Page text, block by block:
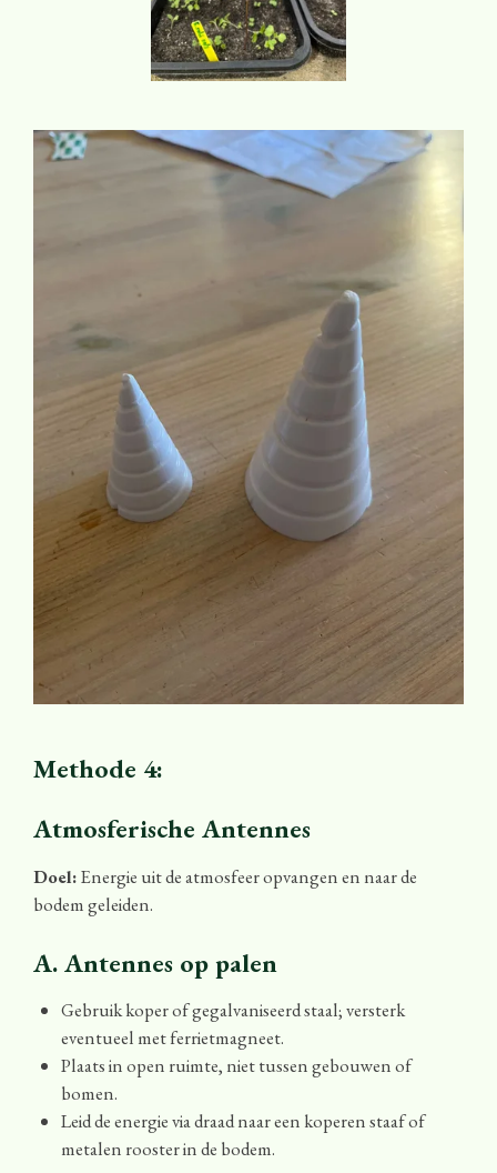
Methode 4:
Atmosferische Antennes
Doel:Energie uit de atmosfeer opvangen en naar de
bodem geleiden.
A. Antennes op palen
Gebruik koper of gegalvaniseerd staal; versterk
eventueel met ferrietmagneet.
Plaats in open ruimte, niet tussen gebouwen of
bomen.
Leid de energie via draad naar een koperen staaf of
metalen rooster in de bodem.